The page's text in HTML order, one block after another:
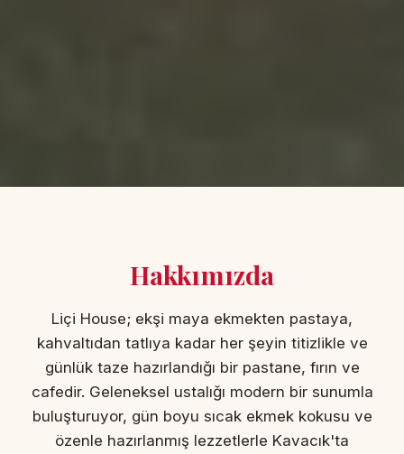
Hakkımızda
Liçi House; ekşi maya ekmekten pastaya,
kahvaltıdan tatlıya kadar her şeyin titizlikle ve
günlük taze hazırlandığı bir pastane, fırın ve
cafedir. Geleneksel ustalığı modern bir sunumla
buluşturuyor, gün boyu sıcak ekmek kokusu ve
özenle hazırlanmış lezzetlerle Kavacık'ta